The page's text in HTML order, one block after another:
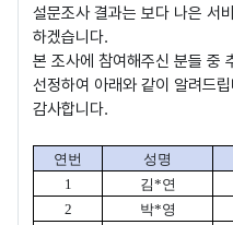
설문조사 결과는 보다 나은 서
하겠습니다.
본 조사에 참여해주신 분들 중
선정하여 아래와 같이 알려드
감사합니다.
연번 성명
1
김*연
2
박*영